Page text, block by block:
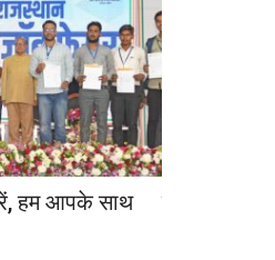
हम आपके साथ